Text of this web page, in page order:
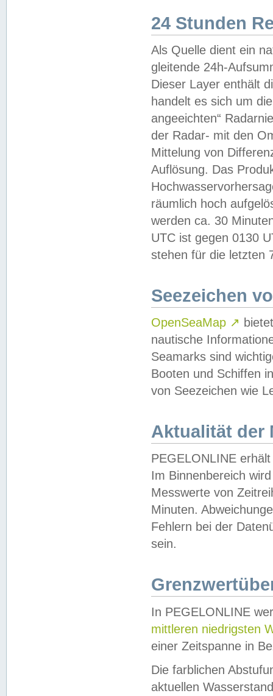
24 Stunden
Als Quelle dient ein
gleitende 24h-
Dieser Layer enthält
handelt es sich um
angeeichten“
der Radar- mit den
Mittelung von
Auflösung. Das
räumlich hoch
werden ca. 30
UTC ist gegen 0130
stehen für die letzten
Seezeichen
OpenSeaMap ↗
nautische
Seamarks sind
Booten und Schiffen
von Seezeichen wie
Aktualität der
PEGELONLINE
Im Binnenbereich
Messwerte von
Minuten.
Fehlern bei der
sein.
In PEGELONLINE
mittleren niedrigsten
einer Zeitspanne in
Die farblichen
aktuellen